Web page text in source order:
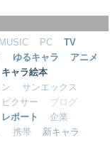
MUSIC PC
TV
ゆるキャラ
アニメ
キャラ絵本
サンエックス
ピクサー
ブログ
レポート
企業
携帯
新キャラ